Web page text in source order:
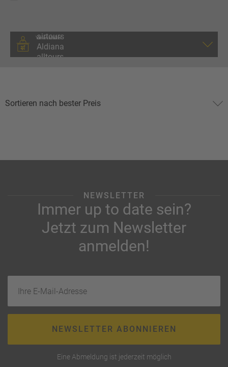
Veranstalter
NEWSLETTER
Immer up to date sein?
Jetzt zum Newsletter
anmelden!
NEWSLETTER ABONNIEREN
Eine Abmeldung ist jederzeit möglich